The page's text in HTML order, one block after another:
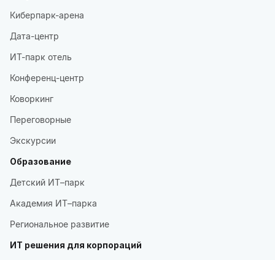
Киберпарк-арена
Дата-центр
ИТ-парк отель
Конференц-центр
Коворкинг
Переговорные
Экскурсии
Образование
Детский ИТ–парк
Академия ИТ–парка
Региональное развитие
ИТ решения для корпораций